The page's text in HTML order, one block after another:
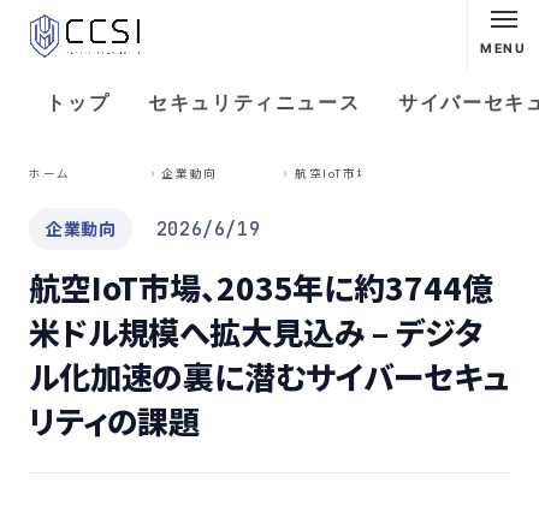
MENU
トップ セキュリティニュース サイバーセキ
ホーム 企業動向
企業動向 2026/6/19
航空IoT市場、2035年に約3744億
米ドル規模へ拡大見込み – デジタ
ル化加速の裏に潜むサイバーセキュ
リティの課題